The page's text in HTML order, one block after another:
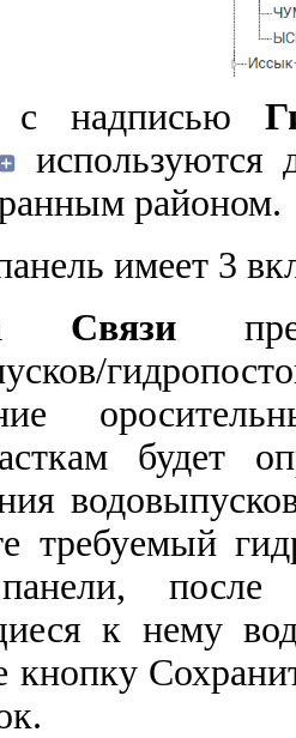
с надписью
используются
районом.
имеет 3
Связи
будет
требуемый
после
к нему
кнопку